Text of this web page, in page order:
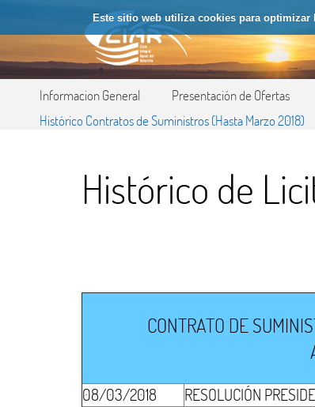
Este sitio web utiliza cookies para optimizar
Informacion General Presentación de Ofertas
Histórico Contratos de Suministros (Hasta Marzo 2018)
Histórico de
CONTRATO DE
08/03/2018 RESOLUCIÓN